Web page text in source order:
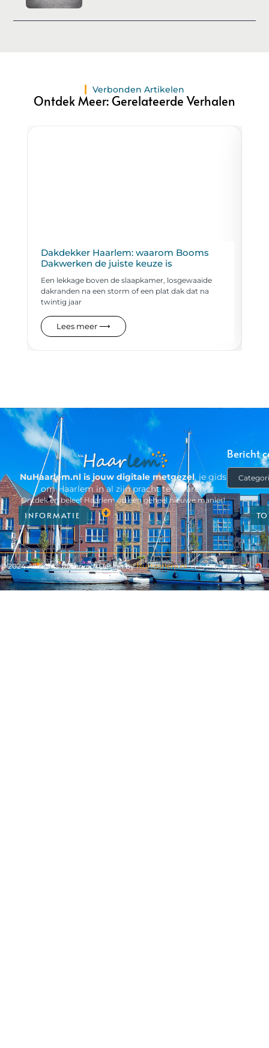
Verbonden Artikelen
Ontdek Meer: Gerelateerde Verhalen
Dakdekker Haarlem: waarom Booms
Dakwerken de juiste keuze is
Een lekkage boven de slaapkamer, losgewaaide
dakranden na een storm of een plat dak dat na
twintig jaar
Lees meer ⟶
NuHaarlem.nl is jouw digitale metgezel, je gids
om Haarlem in al zijn pracht te ervaren
Ontdek en beleef Haarlem op een geheel nieuwe manier!
Bericht
INFORMATIE
© 2024 All rights Reserved. Design byNuHaarlem.nl